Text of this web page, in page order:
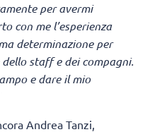
per avermi
con me l’esperienza
determinazione per
staff e dei compagni.
e dare il mio
Andrea Tanzi,